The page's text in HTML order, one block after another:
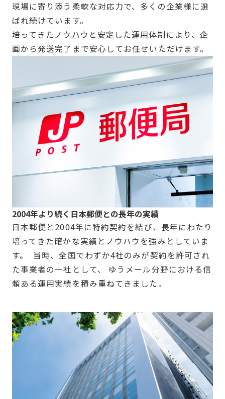
現場に寄り添う柔軟な対応力で、多くの企業様に選
ばれ続けています。
培ってきたノウハウと安定した運用体制により、企
画から発送完了まで安心してお任せいただけます。
2004年より続く日本郵便との長年の実績
日本郵便と2004年に特約契約を結び、長年にわたり
培ってきた確かな実績とノウハウを強みとしていま
す。 当時、全国でわずか4社のみが契約を許可され
た事業者の一社として、 ゆうメール分野における信
頼ある運用実績を積み重ねてきました。